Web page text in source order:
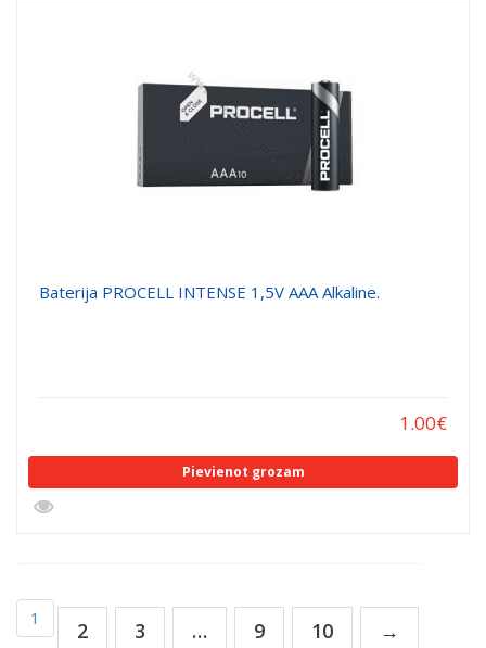
Baterija PROCELL INTENSE 1,5V AAA Alkaline.
1.00€
Pievienot grozam
1 2 3 … 9 10 →